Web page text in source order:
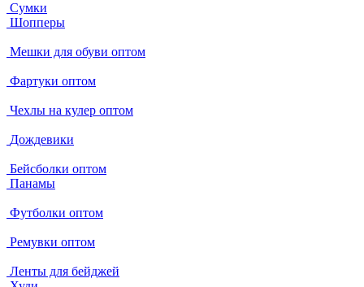
Сумки
Шопперы
Мешки для обуви оптом
Фартуки оптом
Чехлы на кулер оптом
Дождевики
Бейсболки оптом
Панамы
Футболки оптом
Ремувки оптом
Ленты для бейджей